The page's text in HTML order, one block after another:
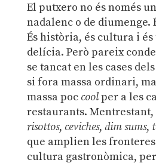
El putxero no és només
nadalenc o de diumenge.
És història, és cultura i
delícia. Però pareix
se tancat en les cases
si fora massa ordinari,
massa poc coolper a les
restaurants.
risottos, ceviches, dim sums,
que amplien les
cultura gastronòmica,